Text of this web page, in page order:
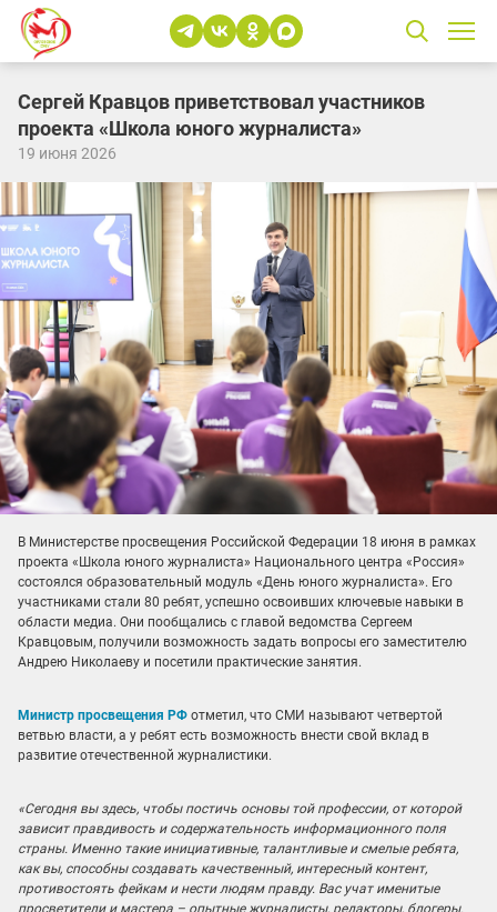
Сергей Кравцов приветствовал участников
проекта «Школа юного журналиста»
19 июня 2026
В Министерстве просвещения Российской Федерации 18 июня в рамках
проекта «Школа юного журналиста» Национального центра «Россия»
состоялся образовательный модуль «День юного журналиста». Его
участниками стали 80 ребят, успешно освоивших ключевые навыки в
области медиа. Они пообщались с главой ведомства Сергеем
Кравцовым, получили возможность задать вопросы его заместителю
Андрею Николаеву и посетили практические занятия.
Министр просвещения РФ отметил, что СМИ называют четвертой
ветвью власти, а у ребят есть возможность внести свой вклад в
развитие отечественной журналистики.
«Сегодня вы здесь, чтобы постичь основы той профессии, от которой
зависит правдивость и содержательность информационного поля
страны. Именно такие инициативные, талантливые и смелые ребята,
как вы, способны создавать качественный, интересный контент,
противостоять фейкам и нести людям правду. Вас учат именитые
просветители и мастера – опытные журналисты, редакторы, блогеры.